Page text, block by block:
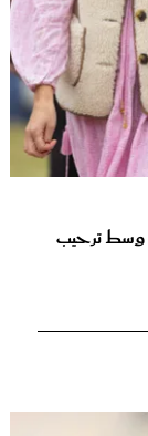
وسط ترحيب